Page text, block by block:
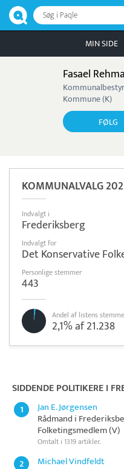
Søg i Paqle
MIN SIDE
Fasael
Kommune (K)
FØLG
KOMMUNALVALG
Indvalgt i
Frederiksberg
Indvalgt for
Det Konservative
Personlige stemmer
443
Andel af listens
2,1% af 21.238
SIDDENDE POLITIKERE I
1 Jan E. Jørgensen
Rådmand i
Folketingsmedlem (V)
Omtalt i 1319 artikler.
2 Michael Vindfeldt